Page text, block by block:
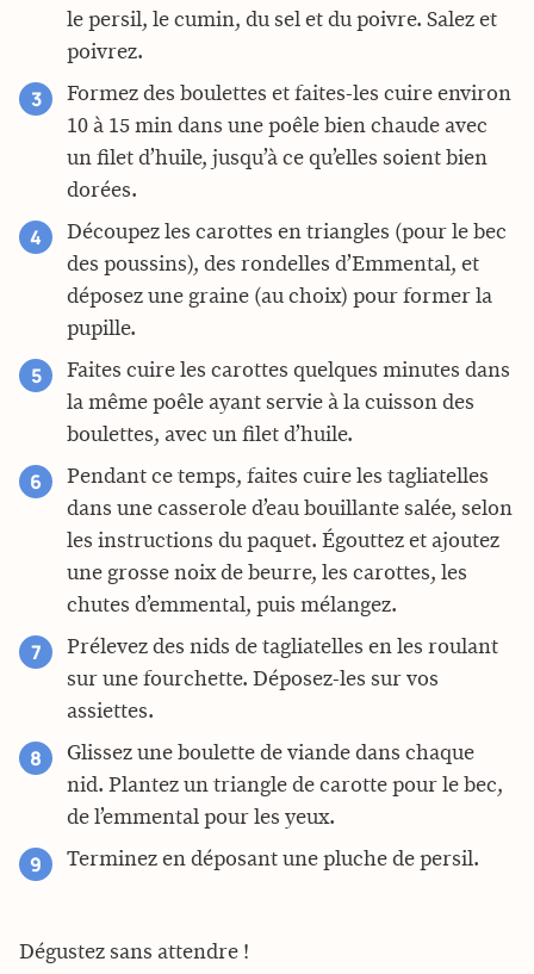
le persil, le cumin, du sel et du poivre. Salez et
poivrez.
Formez des boulettes et faites-les cuire environ
10 à 15 min dans une poêle bien chaude avec
un filet d’huile, jusqu’à ce qu’elles soient bien
dorées.
Découpez les carottes en triangles (pour le bec
des poussins), des rondelles d’Emmental, et
déposez une graine (au choix) pour former la
pupille.
Faites cuire les carottes quelques minutes dans
la même poêle ayant servie à la cuisson des
boulettes, avec un filet d’huile.
Pendant ce temps, faites cuire les tagliatelles
dans une casserole d’eau bouillante salée, selon
les instructions du paquet. Égouttez et ajoutez
une grosse noix de beurre, les carottes, les
chutes d’emmental, puis mélangez.
Prélevez des nids de tagliatelles en les roulant
sur une fourchette. Déposez-les sur vos
assiettes.
Glissez une boulette de viande dans chaque
nid. Plantez un triangle de carotte pour le bec,
de l’emmental pour les yeux.
Terminez en déposant une pluche de persil.
Dégustez sans attendre !